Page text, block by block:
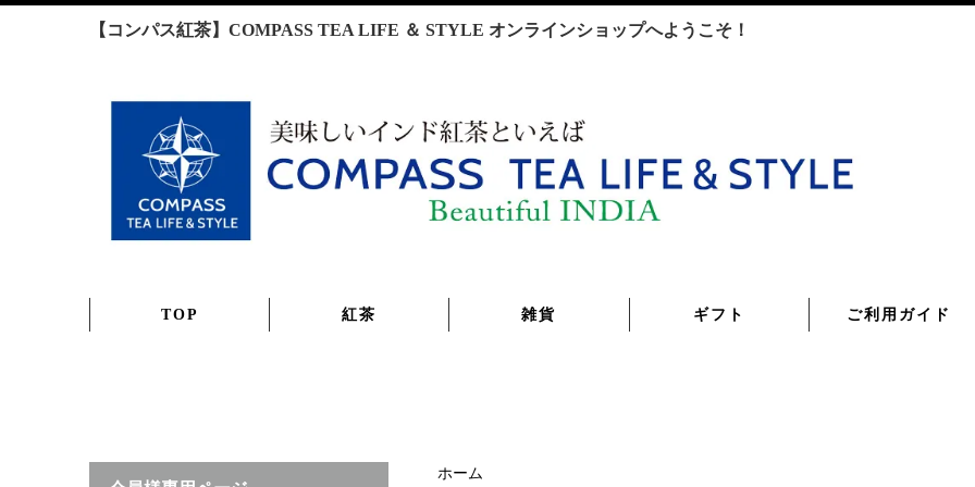
【コンパス紅茶】COMPASS TEA LIFE ＆ STYLE オンラインショップへようこそ！
TOP 紅茶 雑貨 ギフト ご利用ガイド
ホーム